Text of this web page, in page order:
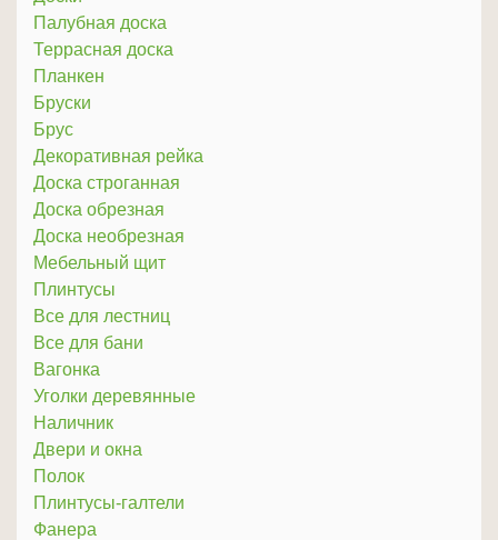
Палубная доска
Террасная доска
Планкен
Бруски
Брус
Декоративная рейка
Доска строганная
Доска обрезная
Доска необрезная
Мебельный щит
Плинтусы
Все для лестниц
Все для бани
Вагонка
Уголки деревянные
Наличник
Двери и окна
Полок
Плинтусы-галтели
Фанера